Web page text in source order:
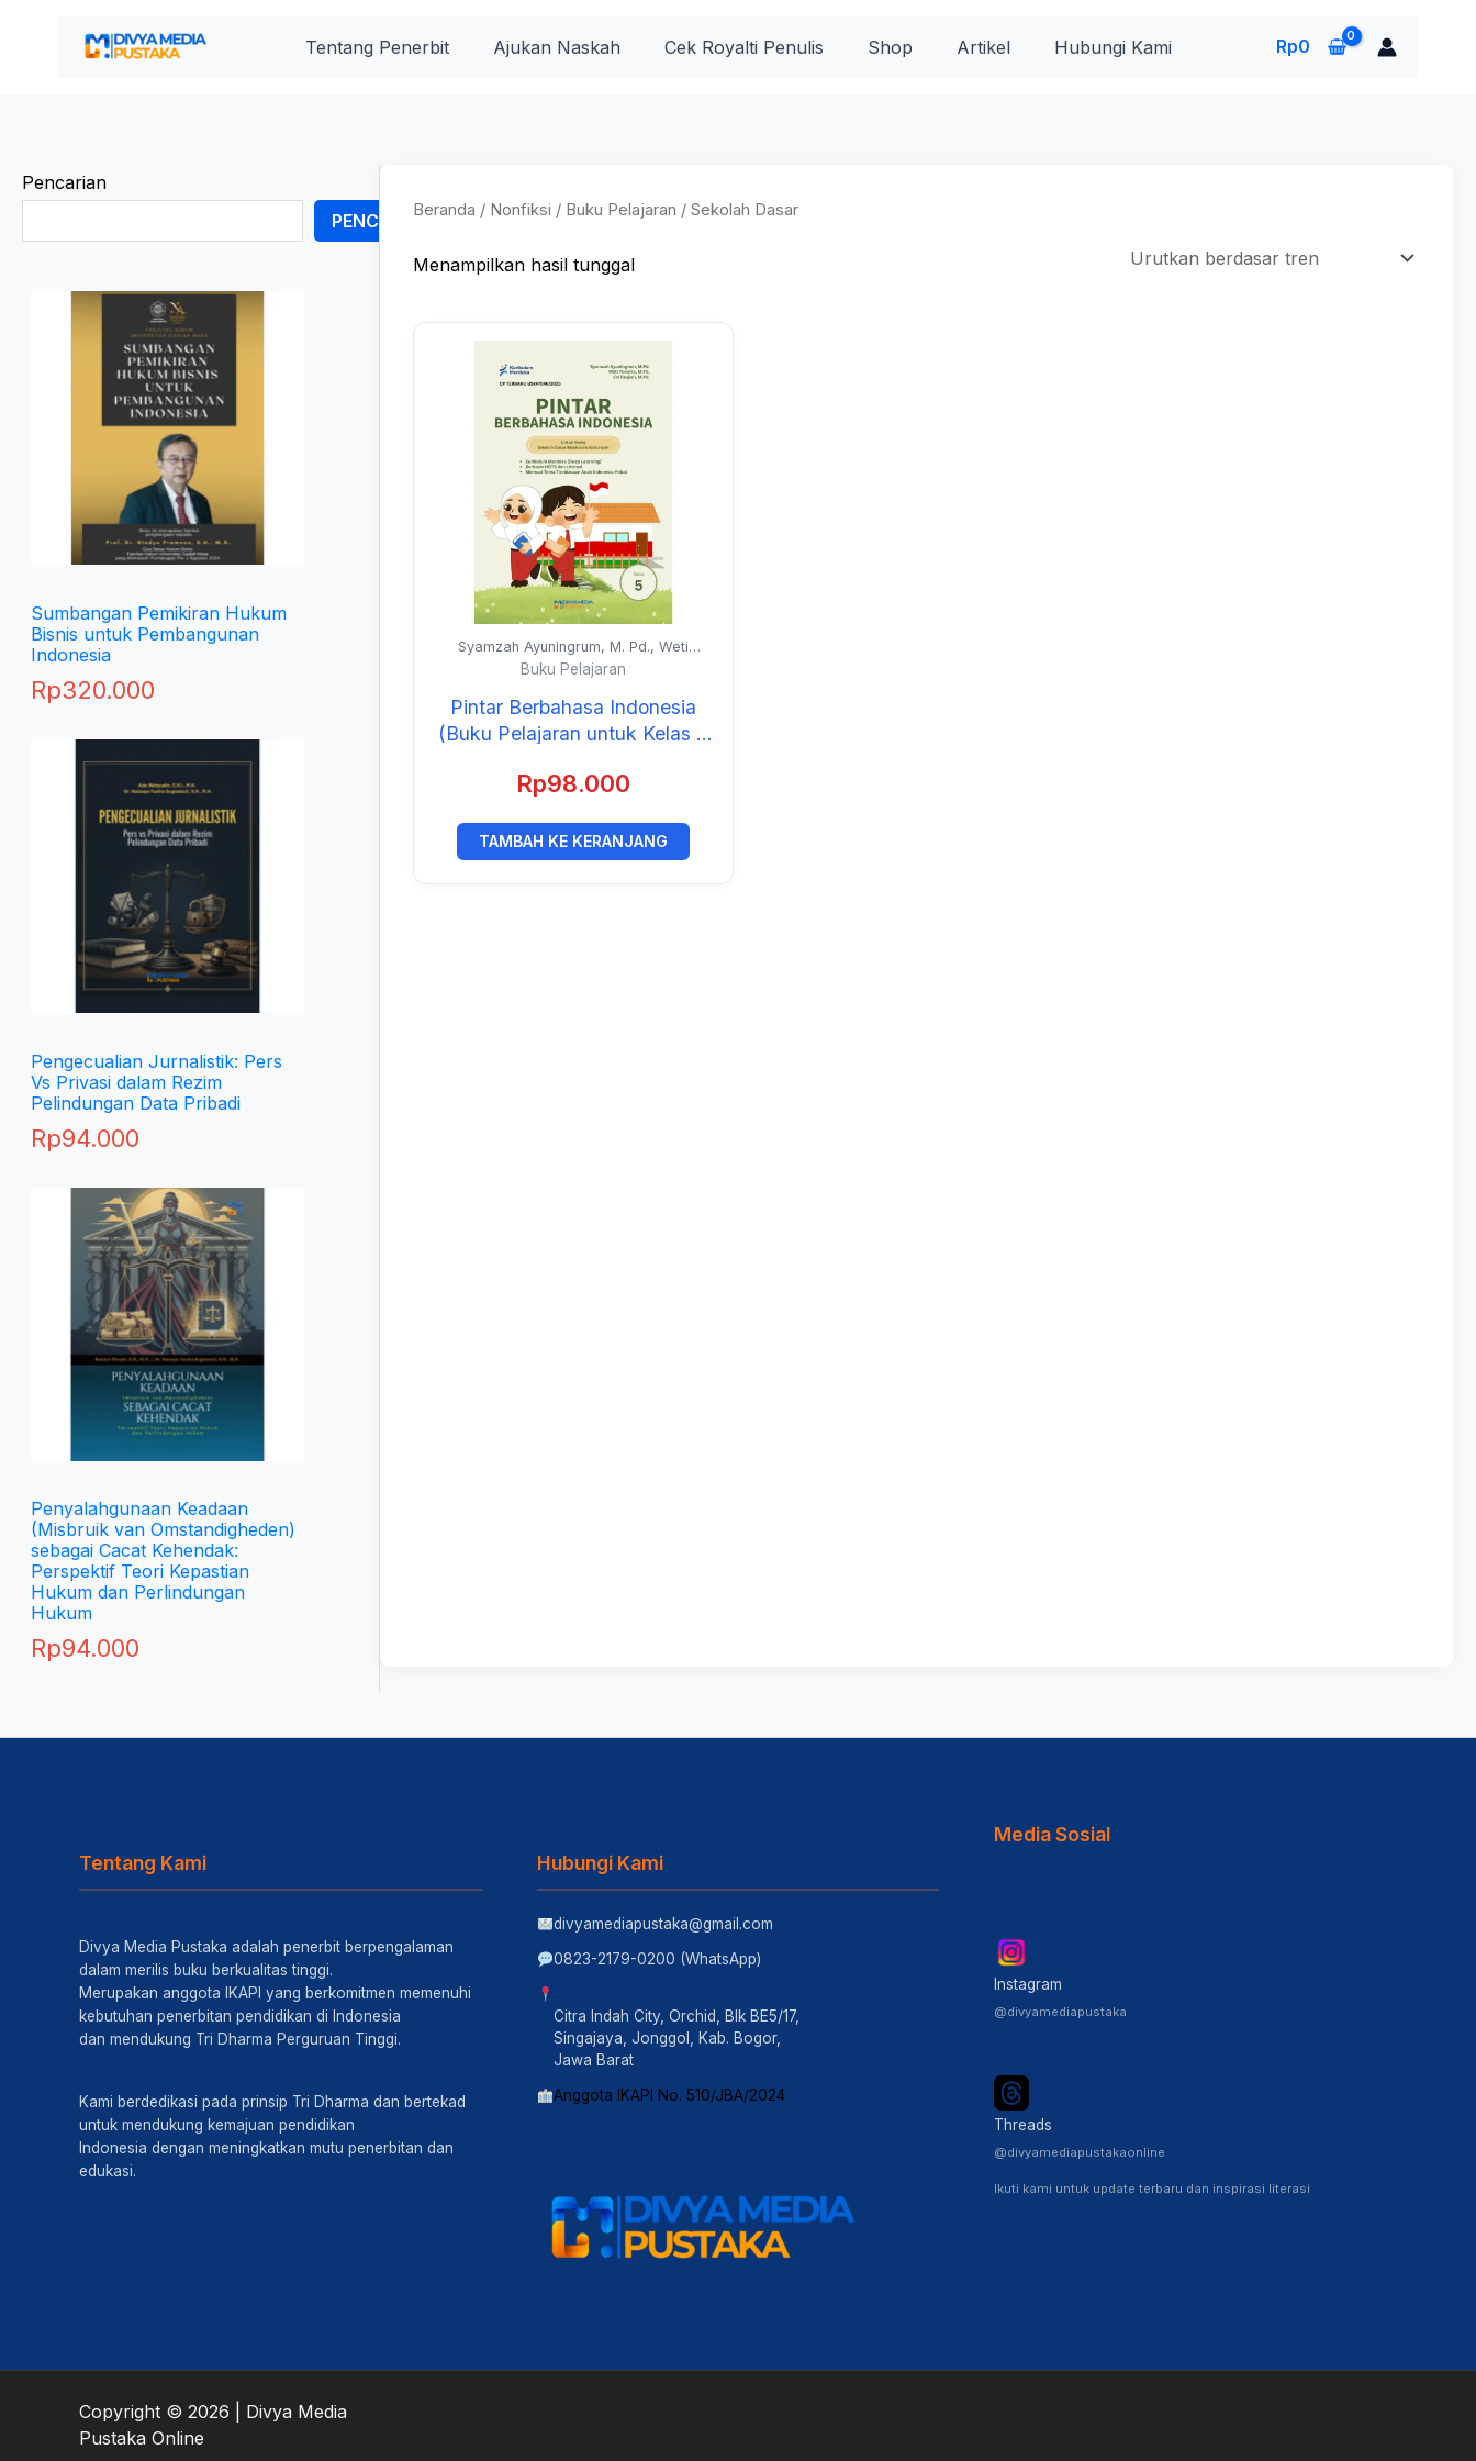
Tentang Penerbit Ajukan Naskah Cek Royalti Penulis Shop Artikel Hubungi Kami Rp0
Pencarian
PENCARIAN
Sumbangan Pemikiran Hukum
Bisnis untuk Pembangunan
Indonesia
Rp320.000
Pengecualian Jurnalistik: Pers
Vs Privasi dalam Rezim
Pelindungan Data Pribadi
Rp94.000
Penyalahgunaan Keadaan
(Misbruik van Omstandigheden)
sebagai Cacat Kehendak:
Perspektif Teori Kepastian
Hukum dan Perlindungan
Hukum
Rp94.000
Beranda / Nonfiksi / Buku Pelajaran / Sekolah Dasar
Menampilkan hasil tunggal
Syamzah Ayuningrum, M. Pd., Weti
Yunaika, M. Pd., dan Evi Faujiah, M. Pd.
Buku Pelajaran
Pintar Berbahasa Indonesia
(Buku Pelajaran untuk Kelas 5
Rp98.000
TAMBAH KE KERANJANG
Tentang Kami
Divya Media Pustaka adalah penerbit berpengalaman
dalam merilis buku berkualitas tinggi.
Merupakan anggota IKAPI yang berkomitmen memenuhi
kebutuhan penerbitan pendidikan di Indonesia
dan mendukung Tri Dharma Perguruan Tinggi.
Kami berdedikasi pada prinsip Tri Dharma dan bertekad
untuk mendukung kemajuan pendidikan
Indonesia dengan meningkatkan mutu penerbitan dan
edukasi.
Hubungi Kami
divyamediapustaka@gmail.com
0823-2179-0200 (WhatsApp)
Citra Indah City, Orchid, Blk BE5/17,
Singajaya, Jonggol, Kab. Bogor,
Jawa Barat
Anggota IKAPI No. 510/JBA/2024
Media Sosial
Instagram
@divyamediapustaka
Threads
@divyamediapustakaonline
Ikuti kami untuk update terbaru dan inspirasi literasi
Copyright © 2026 | Divya Media
Pustaka Online